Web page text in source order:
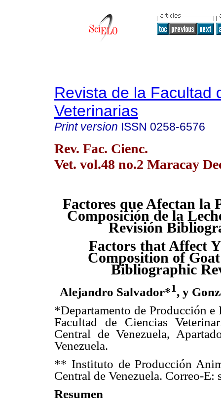
Revista de la Facultad
Veterinarias
Print version ISSN 0258-6576
Rev. Fac. Cienc.
Vet. vol.48 no.2 Maracay
Factores que Afectan la
Composición de la
Revisión
Factors that Affect
Composition of
Bibliographic
Alejandro Salvador*1, y
*Departamento de Producción
Facultad de Ciencias
Central de Venezuela,
Venezuela.
** Instituto de Producción
Central de Venezuela. Correo-E:
Resumen